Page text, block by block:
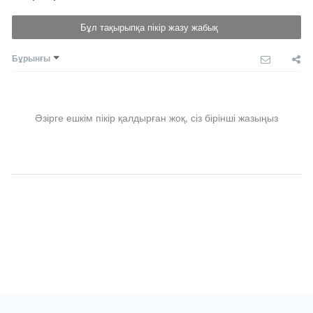
Бұл тақырыпқа пікір жазу жабық
Бұрынғы
Әзірге ешкім пікір қалдырған жоқ, сіз бірінші жазыңыз